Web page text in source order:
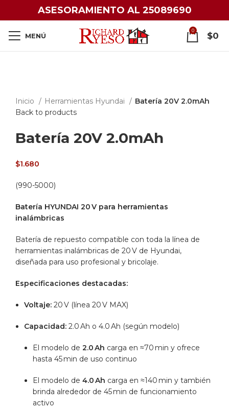
ASESORAMIENTO AL 25089690
MENÚ
0 $0
Inicio
Herramientas Hyundai
Batería 20V 2.0mAh
Back to products
Batería 20V 2.0mAh
$1.680
(990-5000)
Batería HYUNDAI 20 V para herramientas
inalámbricas
Batería de repuesto compatible con toda la línea de
herramientas inalámbricas de 20 V de Hyundai,
diseñada para uso profesional y bricolaje.
Especificaciones destacadas:
Voltaje: 20 V (línea 20 V MAX)
Capacidad: 2.0 Ah o 4.0 Ah (según modelo)
El modelo de 2.0 Ah carga en ≈70 min y ofrece
hasta 45 min de uso continuo
El modelo de 4.0 Ah carga en ≈140 min y también
brinda alrededor de 45 min de funcionamiento
activo